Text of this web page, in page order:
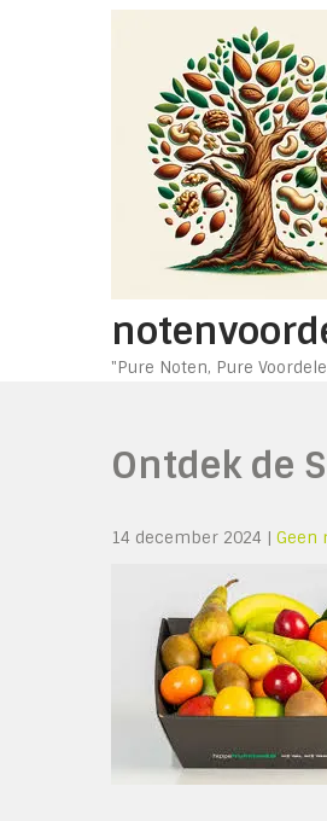
"Pure Noten, Pure
Ontdek de
14 december 2024 | Geen